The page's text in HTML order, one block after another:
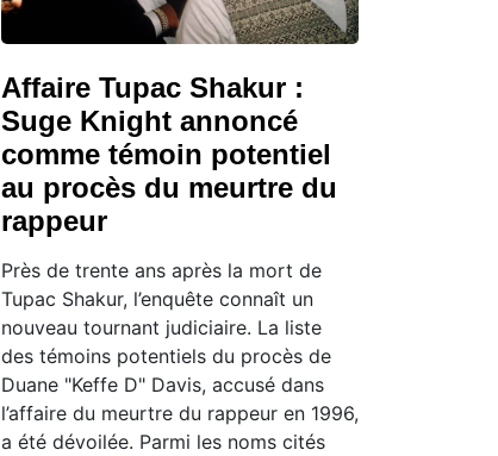
Affaire Tupac Shakur :
Suge Knight annoncé
comme témoin potentiel
au procès du meurtre du
rappeur
Près de trente ans après la mort de
Tupac Shakur, l’enquête connaît un
nouveau tournant judiciaire. La liste
des témoins potentiels du procès de
Duane "Keffe D" Davis, accusé dans
l’affaire du meurtre du rappeur en 1996,
a été dévoilée. Parmi les noms cités